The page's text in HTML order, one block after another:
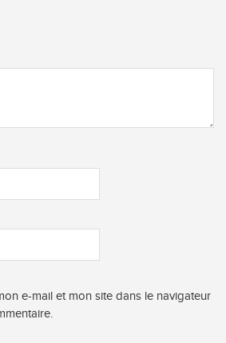
e-mail et mon site dans le navigateur